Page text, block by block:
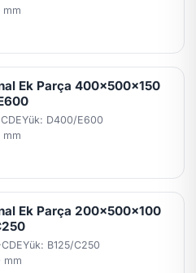
mm
Ek Parça 400x500x150
Yük: D400/E600
Ek Parça 200x500x100
Yük: B125/C250
mm